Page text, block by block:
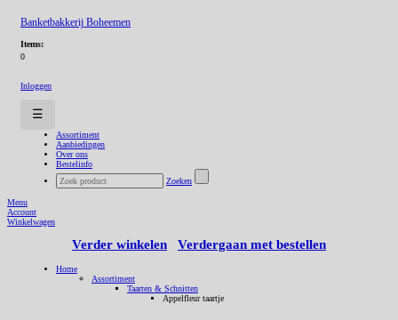
Banketbakkerij Boheemen
Items:
0
Inloggen
☰
Assortiment
Aanbiedingen
Over ons
Bestelinfo
Zoeken
Menu
Account
Winkelwagen
Verder winkelen Verdergaan met bestellen
Home
Assortiment
Taarten & Schnitten
Appelfleur taartje